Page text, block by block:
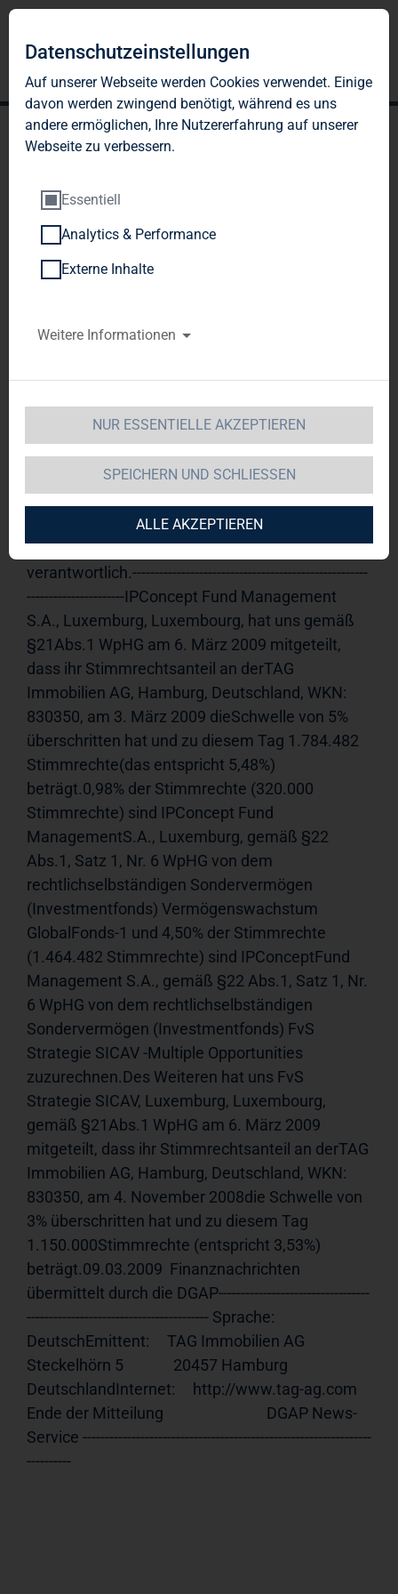
TAG Immobilien AG:
Veröffentlichung gemäß §
26 Abs. 1 WpHG mit dem
Verbreitung
TAG Immobilien AG / Veröffentlichung einer
Mitteilung nach § 21 Abs. 1 WpHG
Veröffentlichung einer
DGAP -ein Unternehmen der EquityStory AG.Für
den Inhalt der Mitteilung ist der Emittent
verantwortlich.-----------------------------------------------------
----------------------IPConcept Fund Management
S.A., Luxemburg, Luxembourg, hat uns gemäß
§21Abs.1 WpHG am 6. März 2009 mitgeteilt,
dass ihr Stimmrechtsanteil an derTAG
Immobilien AG, Hamburg, Deutschland, WKN:
830350, am 3. März 2009 dieSchwelle von 5%
überschritten hat und zu diesem Tag 1.784.482
Stimmrechte(das entspricht 5,48%)
beträgt.0,98% der Stimmrechte (320.000
Stimmrechte) sind IPConcept Fund
ManagementS.A., Luxemburg, gemäß §22
Abs.1, Satz 1, Nr. 6 WpHG von dem
rechtlichselbständigen Sondervermögen
(Investmentfonds) Vermögenswachstum
GlobalFonds-1 und 4,50% der Stimmrechte
(1.464.482 Stimmrechte) sind IPConceptFund
Management S.A., gemäß §22 Abs.1, Satz 1, Nr.
6 WpHG von dem rechtlichselbständigen
Sondervermögen (Investmentfonds) FvS
Strategie SICAV -Multiple Opportunities
zuzurechnen.Des Weiteren hat uns FvS
Strategie SICAV, Luxemburg, Luxembourg,
gemäß §21Abs.1 WpHG am 6. März 2009
mitgeteilt, dass ihr Stimmrechtsanteil an derTAG
Immobilien AG, Hamburg, Deutschland, WKN:
830350, am 4. November 2008die Schwelle von
3% überschritten hat und zu diesem Tag
1.150.000Stimmrechte (entspricht 3,53%)
beträgt.09.03.2009  Finanznachrichten
übermittelt durch die DGAP----------------------------------
----------------------------------------- Sprache:
DeutschEmittent:     TAG Immobilien AG
Steckelhörn 5              20457 Hamburg
DeutschlandInternet:     http://www.tag-ag.com
Ende der Mitteilung                             DGAP News-
Service -----------------------------------------------------------------
----------
Datenschutzeinstellungen
Auf unserer Webseite werden Cookies verwendet. Einige
davon werden zwingend benötigt, während es uns
andere ermöglichen, Ihre Nutzererfahrung auf unserer
Webseite zu verbessern.
Essentiell
Analytics & Performance
Externe Inhalte
Weitere Informationen
NUR ESSENTIELLE AKZEPTIEREN
SPEICHERN UND SCHLIESSEN
ALLE AKZEPTIEREN